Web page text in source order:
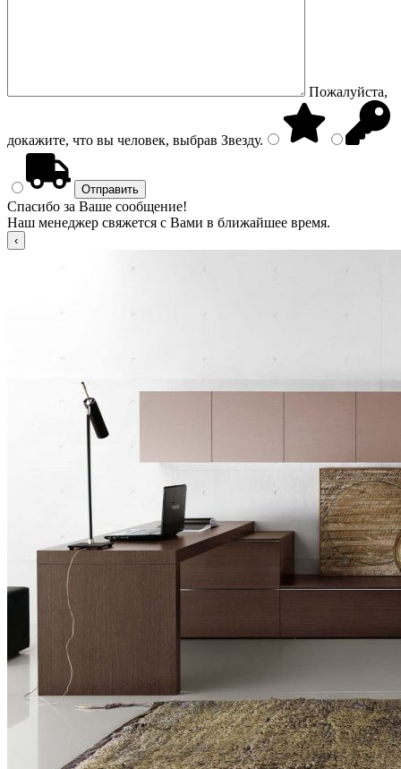
Пожалуйста,
докажите, что вы человек, выбрав Звезду.
Спасибо за Ваше сообщение!
Наш менеджер свяжется с Вами в ближайшее время.